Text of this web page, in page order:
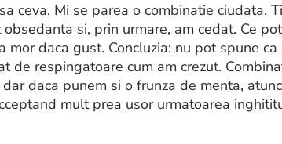
ceva. Mi se parea o combinatie ciudata.
si, prin urmare, am cedat. Ce
daca gust. Concluzia: nu pot spune ca
de respingatoare cum am crezut.
daca punem si o frunza de menta,
mult prea usor urmatoarea